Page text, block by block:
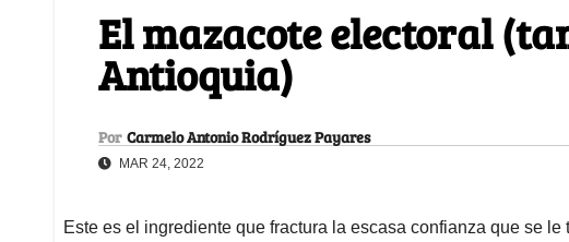
El mazacote electoral
Antioquia)
Por Carmelo Antonio Rodríguez Payares
MAR 24, 2022
Este es el ingrediente que fractura la escasa confianza que se